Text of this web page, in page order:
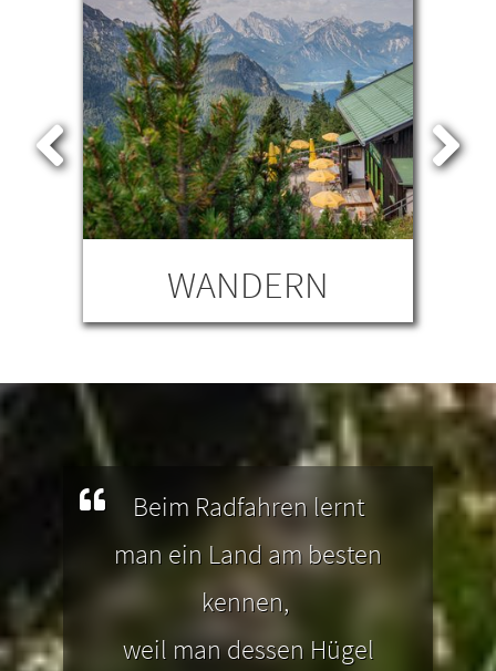
mit
WANDERN
majestätisches Bergpanorama,
zahlreiche Seen und Gewässer
sowie ein königliches Schloss. Das
Südliche Allgäu ist der ideale
Wanderungen.
Beim Radfahren lernt
man ein Land am besten
kennen,
weil man dessen Hügel